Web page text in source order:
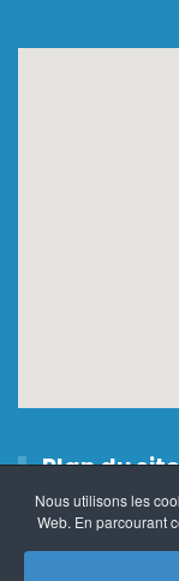
Plan du site
Qui suis-je ?
Formation
À propos
Notre site
Nous utilisons les
Web. En parcourant